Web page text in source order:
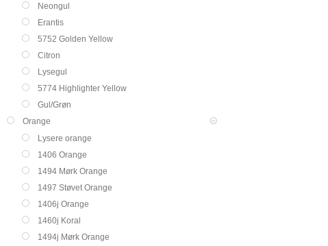
Neongul
Erantis
5752 Golden Yellow
Citron
Lysegul
5774 Highlighter Yellow
Gul/Grøn
Orange
Lysere orange
1406 Orange
1494 Mørk Orange
1497 Støvet Orange
1406j Orange
1460j Koral
1494j Mørk Orange